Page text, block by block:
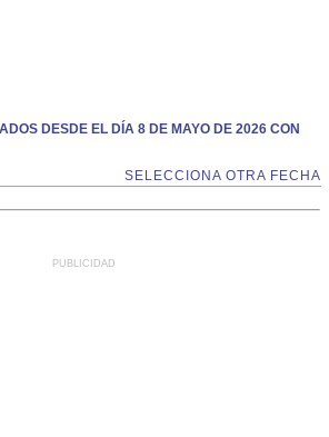
DESDE EL DÍA 8 DE MAYO DE 2026 CON
SELECCIONA OTRA FECHA
PUBLICIDAD